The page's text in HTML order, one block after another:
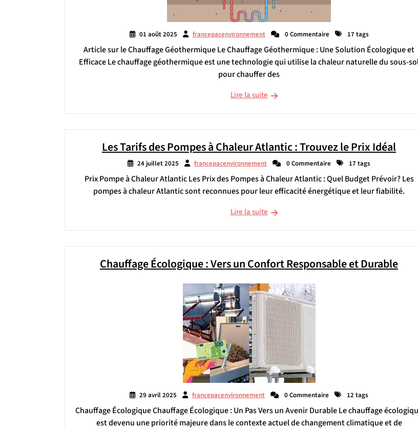
01 août 2025 francepacenvironnement 0 Commentaire 17 tags
Article sur le Chauffage Géothermique Le Chauffage Géothermique : Une Solution Écologique et
Efficace Le chauffage géothermique est une technologie qui utilise la chaleur naturelle du sous-
pour chauffer des
Lire la suite
Les Tarifs des Pompes à Chaleur Atlantic : Trouvez le Prix Idéal
24 juillet 2025 francepacenvironnement 0 Commentaire 17 tags
Prix Pompe à Chaleur Atlantic Les Prix des Pompes à Chaleur Atlantic : Quel Budget Prévoir? Les
pompes à chaleur Atlantic sont reconnues pour leur efficacité énergétique et leur fiabilité.
Lire la suite
Chauffage Écologique : Vers un Confort Responsable et Durable
29 avril 2025 francepacenvironnement 0 Commentaire 12 tags
Chauffage Écologique Chauffage Écologique : Un Pas Vers un Avenir Durable Le chauffage
est devenu une priorité majeure dans le contexte actuel de changement climatique et de